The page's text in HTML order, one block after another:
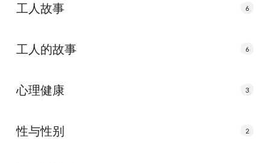
工人故事 6
工人的故事 6
心理健康 3
性与性别 2